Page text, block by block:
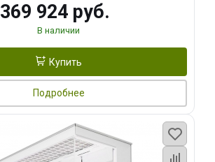
369 924 руб.
В наличии
Купить
Подробнее